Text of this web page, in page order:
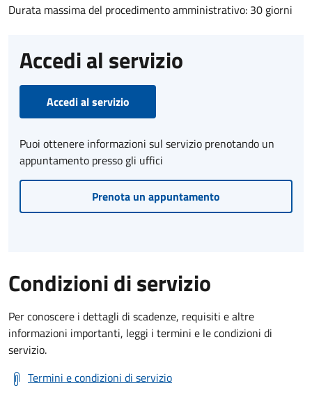
Durata massima del procedimento amministrativo: 30 giorni
Accedi al servizio
Accedi al servizio
Puoi ottenere informazioni sul servizio prenotando un
appuntamento presso gli uffici
Prenota un appuntamento
Condizioni di servizio
Per conoscere i dettagli di scadenze, requisiti e altre
informazioni importanti, leggi i termini e le condizioni di
servizio.
Termini e condizioni di servizio